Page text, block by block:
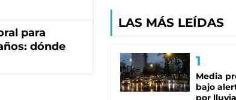
para
dónde
LAS MÁS LEÍDAS
Media
bajo
por